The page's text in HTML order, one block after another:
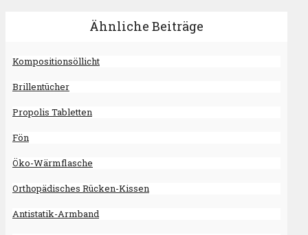
Ähnliche Beiträge
Kompositionsöllicht
Brillentücher
Propolis Tabletten
Fön
Öko-Wärmflasche
Orthopädisches Rücken-Kissen
Antistatik-Armband